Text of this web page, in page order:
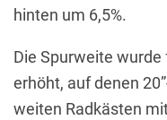
hinten um 6,5%.
Die Spurweite
erhöht, auf denen
weiten Radkästen